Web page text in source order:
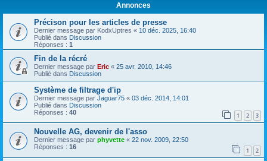
Annonces
Précison pour les articles de presse
Dernier message par KodxUptres « 10 déc. 2025, 16:40
Publié dans Discussion
Réponses : 1
Fin de la récré
Dernier message par Eric « 25 avr. 2010, 14:46
Publié dans Discussion
Système de filtrage d'ip
Dernier message par Jaguar75 « 03 déc. 2014, 14:01
Publié dans Discussion
Réponses : 40 1 2 3
Nouvelle AG, devenir de l'asso
Dernier message par phyvette « 22 nov. 2009, 22:50
Réponses : 16 1 2